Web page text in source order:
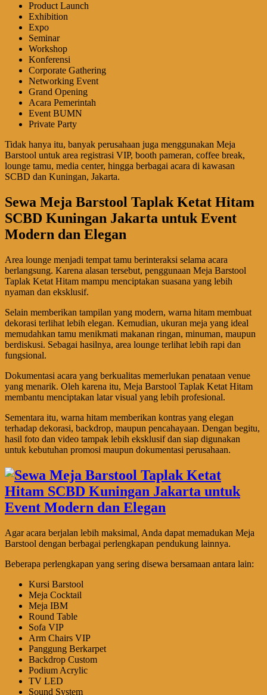
Product Launch
Exhibition
Expo
Seminar
Workshop
Konferensi
Corporate Gathering
Networking Event
Grand Opening
Acara Pemerintah
Event BUMN
Private Party
Tidak hanya itu, banyak perusahaan juga menggunakan Meja
Barstool untuk area registrasi VIP, booth pameran, coffee break,
lounge tamu, media center, hingga berbagai acara di kawasan
SCBD dan Kuningan, Jakarta.
Sewa Meja Barstool Taplak Ketat Hitam
SCBD Kuningan Jakarta untuk Event
Modern dan Elegan
Area lounge menjadi tempat tamu berinteraksi selama acara
berlangsung. Karena alasan tersebut, penggunaan Meja Barstool
Taplak Ketat Hitam mampu menciptakan suasana yang lebih
nyaman dan eksklusif.
Selain memberikan tampilan yang modern, warna hitam membuat
dekorasi terlihat lebih elegan. Kemudian, ukuran meja yang ideal
memudahkan tamu menikmati makanan ringan, minuman, maupun
berdiskusi. Sebagai hasilnya, area lounge terlihat lebih rapi dan
fungsional.
Dokumentasi acara yang berkualitas memerlukan penataan venue
yang menarik. Oleh karena itu, Meja Barstool Taplak Ketat Hitam
membantu menciptakan latar visual yang lebih profesional.
Sementara itu, warna hitam memberikan kontras yang elegan
terhadap dekorasi, backdrop, maupun pencahayaan. Dengan begitu,
hasil foto dan video tampak lebih eksklusif dan siap digunakan
untuk kebutuhan promosi maupun dokumentasi perusahaan.
Agar acara berjalan lebih maksimal, Anda dapat memadukan Meja
Barstool dengan berbagai perlengkapan pendukung lainnya.
Beberapa perlengkapan yang sering disewa bersamaan antara lain:
Kursi Barstool
Meja Cocktail
Meja IBM
Round Table
Sofa VIP
Arm Chairs VIP
Panggung Berkarpet
Backdrop Custom
Podium Acrylic
TV LED
Sound System